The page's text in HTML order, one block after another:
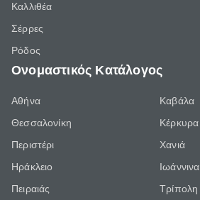
Καλλιθέα
Σέρρες
Ρόδος
Ονομαστικός Κατάλογος
Αθήνα
Θεσσαλονίκη
Περιστέρι
Ηράκλειο
Πειραιάς
Καβάλα
Κέρκυρα
Χανιά
Ιωάννινα
Τρίπολη